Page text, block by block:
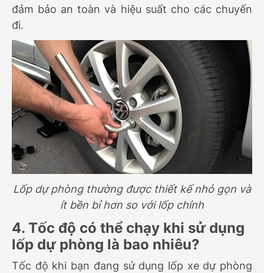
đảm bảo an toàn và hiệu suất cho các chuyến
đi.
Lốp dự phòng thường được thiết kế nhỏ gọn và
ít bền bỉ hơn so với lốp chính
4. Tốc độ có thể chạy khi sử dụng
lốp dự phòng là bao nhiêu?
Tốc độ khi bạn đang sử dụng lốp xe dự phòng